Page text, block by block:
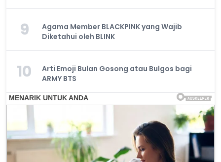
9
Agama Member BLACKPINK yang Wajib
Diketahui oleh BLINK
10
Arti Emoji Bulan Gosong atau Bulgos bagi
ARMY BTS